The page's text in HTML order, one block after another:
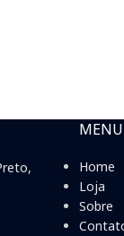
MENU
Home
Loja
Sobre